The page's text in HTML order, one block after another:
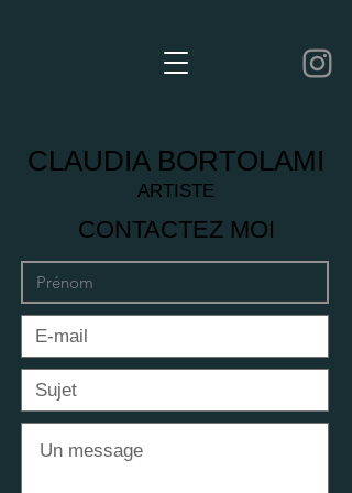
CLAUDIA BORTOLAMI
ARTISTE
CONTACTEZ MOI